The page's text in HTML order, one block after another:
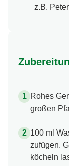
z.B.
Rohes
großen
100 ml
zufügen.
köcheln